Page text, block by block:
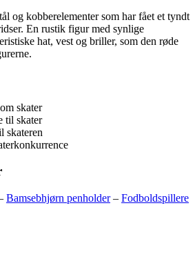
og kobberelementer som har fået et tyndt
En rustik figur med synlige
hat, vest og briller, som den røde
skater
til skater
skateren
Bamsebhjørn penholder– Fodboldspillere